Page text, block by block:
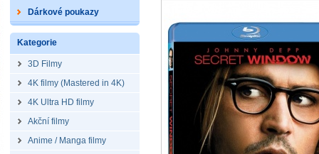
Dárkové poukazy
Kategorie
3D Filmy
4K filmy (Mastered in 4K)
4K Ultra HD filmy
Akční filmy
Anime / Manga filmy